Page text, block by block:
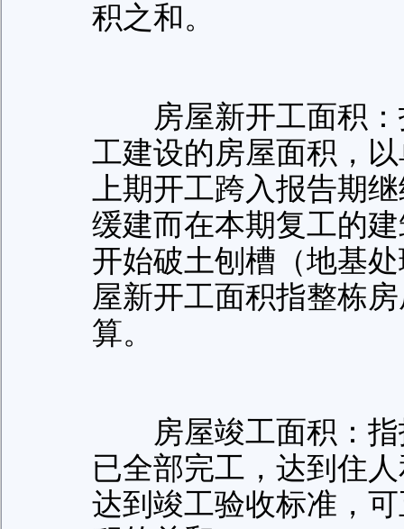
积之和。
房屋新开工面积：
工建设的房屋面积，
上期开工跨入报告期
缓建而在本期复工的
开始破土刨槽（地基
屋新开工面积指整栋
算。
房屋竣工面积：指
已全部完工，达到住
达到竣工验收标准，